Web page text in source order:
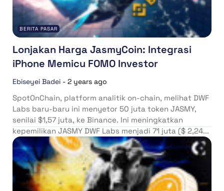
BERITA PASAR
Lonjakan Harga JasmyCoin: Integrasi
iPhone Memicu FOMO Investor
Ebiseyei Badei - 2 years ago
SpotOnChain, platform analitik on-chain, melihat DWF
Labs baru-baru ini menyetor 50 juta token JASMY,
senilai $1,57 juta, ke Binance. Ini meningkatkan
kepemilikan JASMY DWF Labs menjadi 71 juta ($ 2,24...